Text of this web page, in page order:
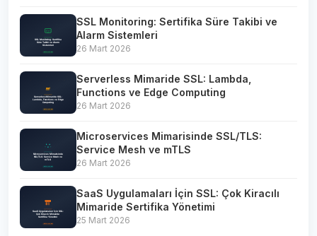
SSL Monitoring: Sertifika Süre Takibi ve
Alarm Sistemleri
26 Mart 2026
Serverless Mimaride SSL: Lambda,
Functions ve Edge Computing
26 Mart 2026
Microservices Mimarisinde SSL/TLS:
Service Mesh ve mTLS
26 Mart 2026
SaaS Uygulamaları İçin SSL: Çok Kiracılı
Mimaride Sertifika Yönetimi
25 Mart 2026